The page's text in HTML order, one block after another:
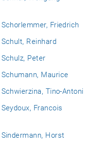
Schorlemmer, Friedrich
Schult, Reinhard
Schulz, Peter
Schumann, Maurice
Schwierzina, Tino-Antoni
Seydoux, Francois
Sindermann, Horst